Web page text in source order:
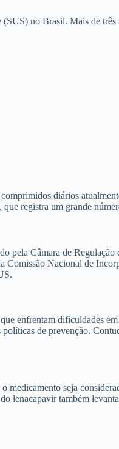
no Brasil. Mais de três
diários
registra um grande
pela Câmara de
Comissão Nacional de
enfrentam dificuldades
de prevenção.
seja
lenacapavir também